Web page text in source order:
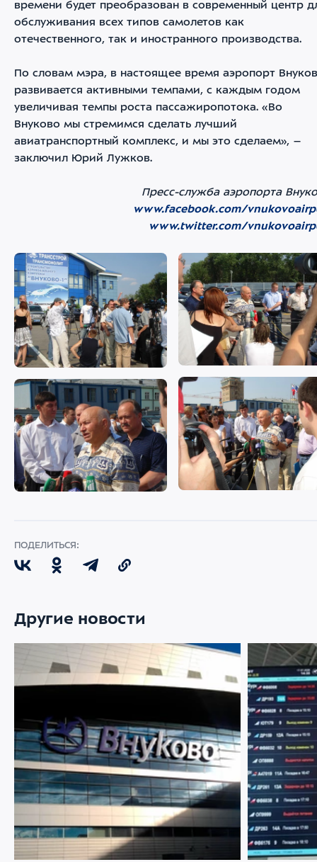
времени будет преобразован в современный центр
обслуживания всех типов самолетов как
отечественного, так и иностранного производства.
По словам мэра, в настоящее время аэропорт
развивается активными темпами, с каждым годом
увеличивая темпы роста пассажиропотока. «Во
Внуково мы стремимся сделать лучший
авиатранспортный комплекс, и мы это сделаем», –
заключил Юрий Лужков.
Пресс-служба аэропорта
www.facebook.com/
www.twitter.com/
ПОДЕЛИТЬСЯ:
Другие новости
07 АВГУСТА 2026 3008
Ограничение движения в районе
Международного аэропорта Внуково
22 ИЮЛЯ 2026
Меняемся